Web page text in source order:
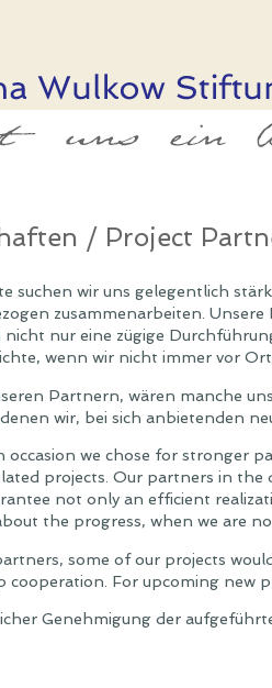
/ Project
suchen wir uns gelegentlich
zusammenarbeiten.
nur eine zügige
wenn wir nicht immer vor Ort
Partnern, wären manche
wir, bei sich anbietenden
occasion we chose for
projects. Our partners in
not only an efficient
the progress, when we are
some of our projects
For upcoming new
Genehmigung der